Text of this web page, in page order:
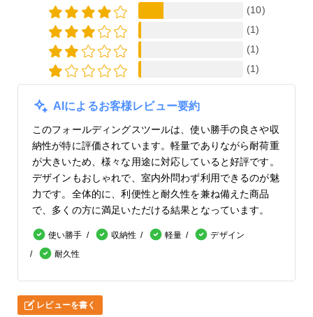
(10)
(1)
(1)
(1)
AIによるお客様レビュー要約
このフォールディングスツールは、使い勝手の良さや収
納性が特に評価されています。軽量でありながら耐荷重
が大きいため、様々な用途に対応していると好評です。
デザインもおしゃれで、室内外問わず利用できるのが魅
力です。全体的に、利便性と耐久性を兼ね備えた商品
で、多くの方に満足いただける結果となっています。
使い勝手 収納性 軽量
デザイン
耐久性
レビューを書く